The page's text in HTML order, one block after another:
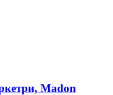
Madon